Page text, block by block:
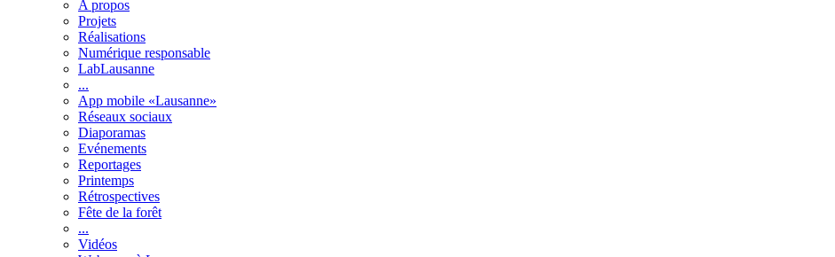
A propos
Projets
Réalisations
Numérique responsable
LabLausanne
...
App mobile «Lausanne»
Réseaux sociaux
Diaporamas
Evénements
Reportages
Printemps
Rétrospectives
Fête de la forêt
...
Vidéos